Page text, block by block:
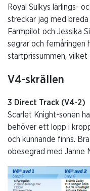
Royal Sulkys lärlings-
streckar jag med breda
Farmpilot och Jessika
segrar och femåringen
startprissummen, vilket
V4-skrällen
3 Direct Track (V4-2)
Scarlet Knight-sonen
behöver ett lopp i
och kunnande finns.
obesegrad med Janne